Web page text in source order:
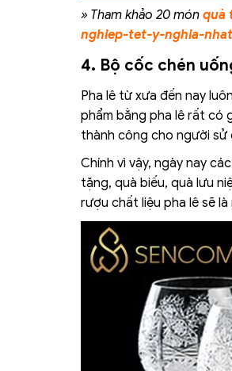
» Tham khảo 20 món quà
nghiep-tet-y-nghia-nhat
4. Bộ cốc chén
Pha lê từ xưa đến nay
phẩm bằng pha lê rất có
thành công cho người sử
Chính vì vậy, ngày nay
tặng, quà biếu, quà lưu
rượu chất liệu pha lê sẽ